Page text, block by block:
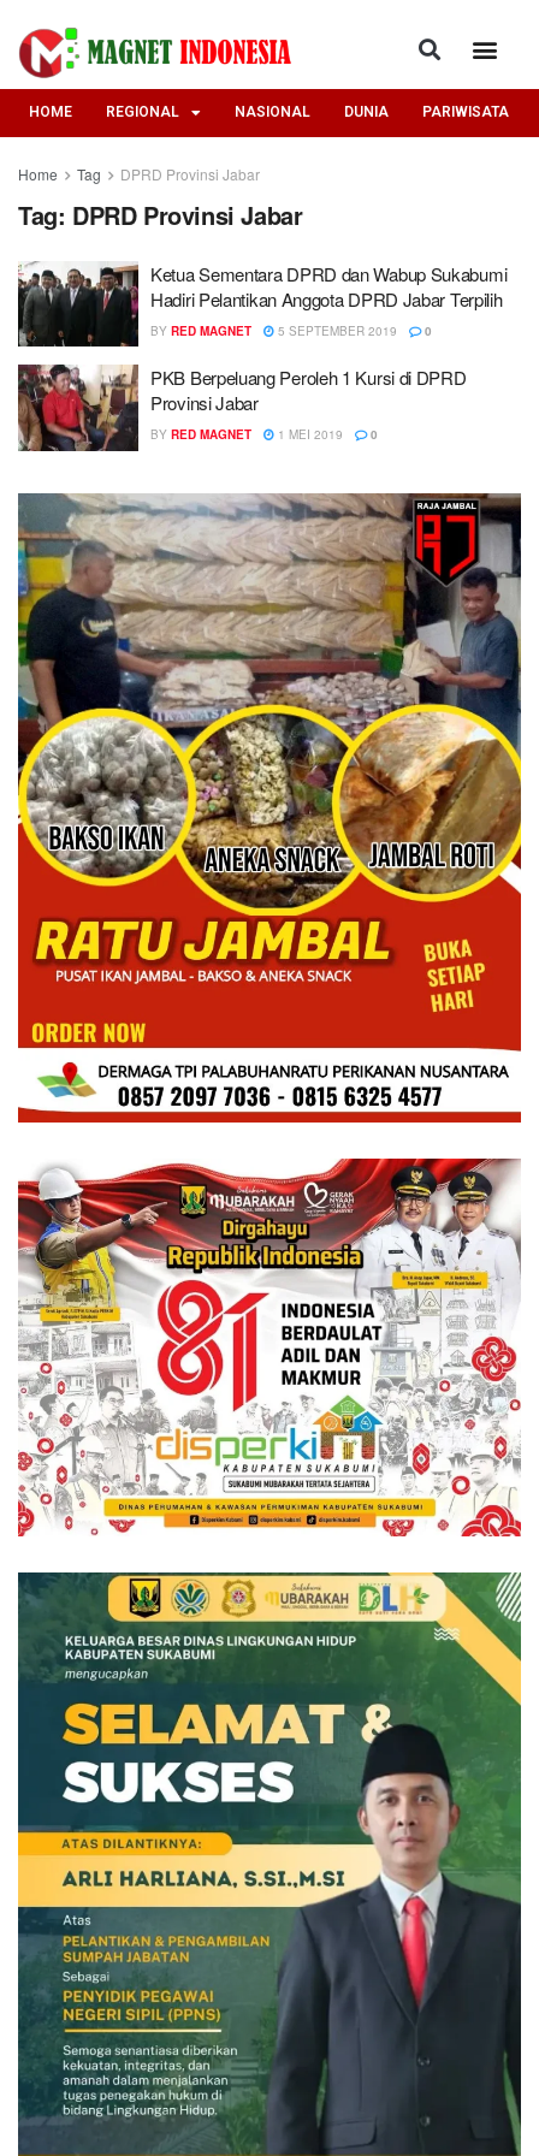
HOME REGIONAL NASIONAL DUNIA PARIWISATA
Home Tag DPRD Provinsi Jabar
Tag: DPRD Provinsi Jabar
Ketua Sementara DPRD dan Wabup Sukabumi
Hadiri Pelantikan Anggota DPRD Jabar Terpilih
BY RED MAGNET 5 SEPTEMBER 2019 0
PKB Berpeluang Peroleh 1 Kursi di DPRD
Provinsi Jabar
BY RED MAGNET 1 MEI 2019 0